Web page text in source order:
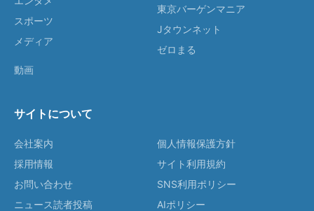
スポーツ
メディア
動画
東京バーゲンマニア
Jタウンネット
ゼロまる
サイトについて
会社案内
採用情報
お問い合わせ
ニュース読者投稿
個人情報保護方針
サイト利用規約
SNS利用ポリシー
AIポリシー